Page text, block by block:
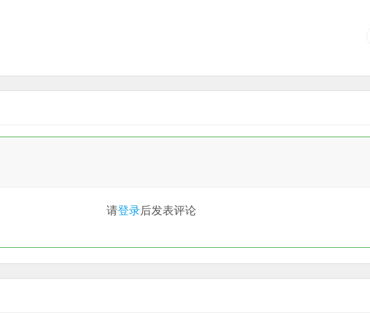
请登录后发表评论